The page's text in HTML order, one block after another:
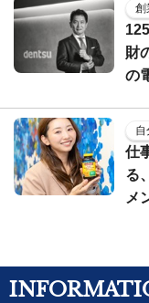
創
財
の
仕
る
メ